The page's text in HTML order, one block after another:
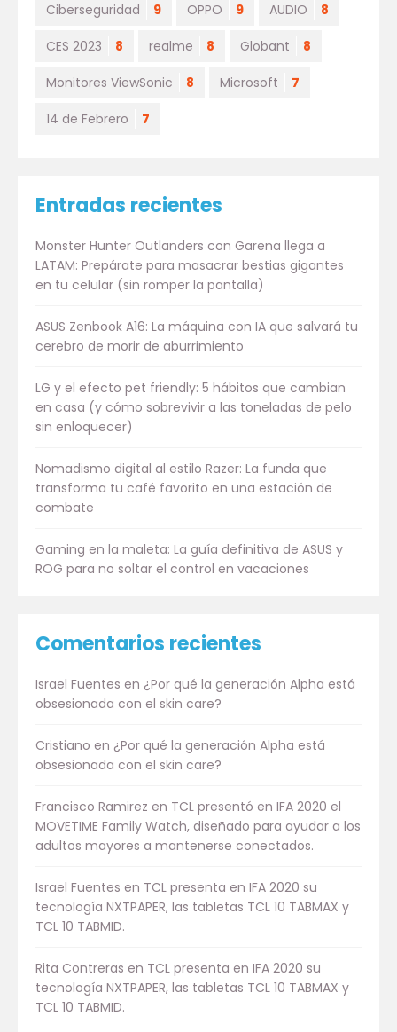
Ciberseguridad 9 OPPO 9 AUDIO 8
CES 2023 8 realme 8 Globant 8
Monitores ViewSonic 8 Microsoft 7
14 de Febrero 7
Entradas recientes
Monster Hunter Outlanders con Garena llega a
LATAM: Prepárate para masacrar bestias gigantes
en tu celular (sin romper la pantalla)
ASUS Zenbook A16: La máquina con IA que salvará tu
cerebro de morir de aburrimiento
LG y el efecto pet friendly: 5 hábitos que cambian
en casa (y cómo sobrevivir a las toneladas de pelo
sin enloquecer)
Nomadismo digital al estilo Razer: La funda que
transforma tu café favorito en una estación de
combate
Gaming en la maleta: La guía definitiva de ASUS y
ROG para no soltar el control en vacaciones
Comentarios recientes
Israel Fuentes en ¿Por qué la generación Alpha está
obsesionada con el skin care?
Cristiano en ¿Por qué la generación Alpha está
obsesionada con el skin care?
Francisco Ramirez en TCL presentó en IFA 2020 el
MOVETIME Family Watch, diseñado para ayudar a los
adultos mayores a mantenerse conectados.
Israel Fuentes en TCL presenta en IFA 2020 su
tecnología NXTPAPER, las tabletas TCL 10 TABMAX y
TCL 10 TABMID.
Rita Contreras en TCL presenta en IFA 2020 su
tecnología NXTPAPER, las tabletas TCL 10 TABMAX y
TCL 10 TABMID.